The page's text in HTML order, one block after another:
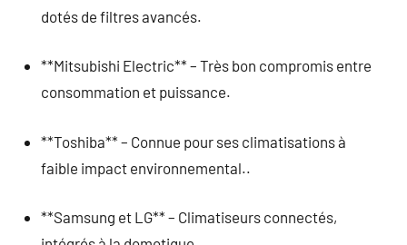
dotés de filtres avancés.
**Mitsubishi Electric** – Très bon compromis entre
consommation et puissance.
**Toshiba** – Connue pour ses climatisations à
faible impact environnemental..
**Samsung et LG** – Climatiseurs connectés,